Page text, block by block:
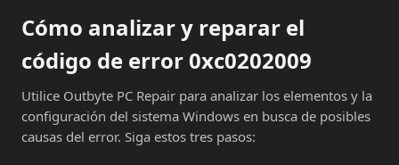
Cómo analizar y reparar el
código de error 0xc0202009
Utilice Outbyte PC Repair para analizar los elementos y la
configuración del sistema Windows en busca de posibles
causas del error. Siga estos tres pasos: